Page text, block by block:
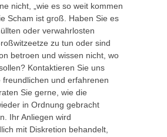
nicht, „wie es so weit kommen
Scham ist groß. Haben Sie es
oder verwahrlosten
zu tun oder sind
betroen und wissen nicht, wo
Kontaktieren Sie uns
freundlichen und erfahrenen
Sie gerne, wie die
in Ordnung gebracht
Ihr Anliegen wird
mit Diskretion behandelt,